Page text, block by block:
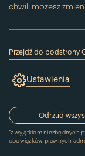
chwili możesz
używanie plików
„Cookies”
Przesuwając
konkretne
wyłączasz taką zgodę.
Przejdź do podstrony
(link
się
oknie)
Ustawienia
Odrzuć
*z wyjątkiem niezbędnych
obowiązków prawnych
Kontakt
MUZEUM